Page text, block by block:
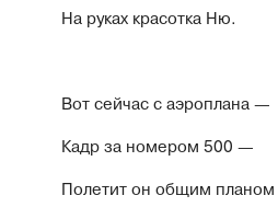
На руках красотка Ню.
Вот сейчас с аэроплана —
Кадр за номером 500 —
Полетит он общим планом